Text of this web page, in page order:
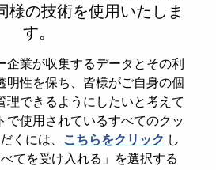
様の技術を使用いたしま
す。
企業が収集するデータとその利
明性を保ち、皆様がご自身の個
理できるようにしたいと考えて
で使用されているすべてのクッ
くには、
こちらをクリック し
てを受け入れる」を選択する
ドをリセットします
associated with your
"Continue".
ットするためにリンクを